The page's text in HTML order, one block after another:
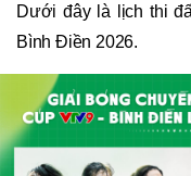
Dưới đây là lịch thi
Bình Điền 2026.